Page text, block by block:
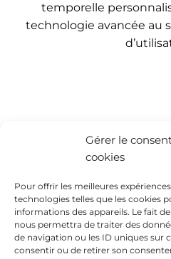
Gérer le
cookies
Pour offrir les meilleures
technologies telles que les cookies
informations des appareils. Le fait
nous permettra de traiter des
de navigation ou les ID uniques sur
consentir ou de retirer son
temporelle
technologie avancée au